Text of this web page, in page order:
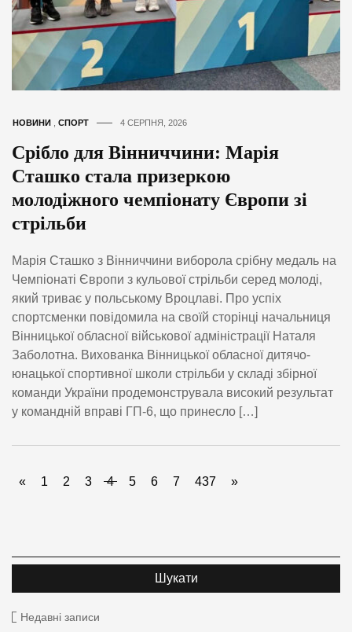
НОВИНИ СПОРТ 4 СЕРПНЯ, 2026
Срібло для Вінниччини: Марія
Сташко стала призеркою
молодіжного чемпіонату Європи зі
стрільби
Марія Сташко з Вінниччини виборола срібну медаль на
Чемпіонаті Європи з кульової стрільби серед молоді,
який триває у польському Вроцлаві. Про успіх
спортсменки повідомила на своїй сторінці начальниця
Вінницької обласної військової адміністрації Наталя
Заболотна. Вихованка Вінницької обласної дитячо-
юнацької спортивної школи стрільби у складі збірної
команди України продемонструвала високий результат
у командній вправі ГП-6, що принесло […]
« 1 2 3 4 5 6 7 437 »
Недавні записи